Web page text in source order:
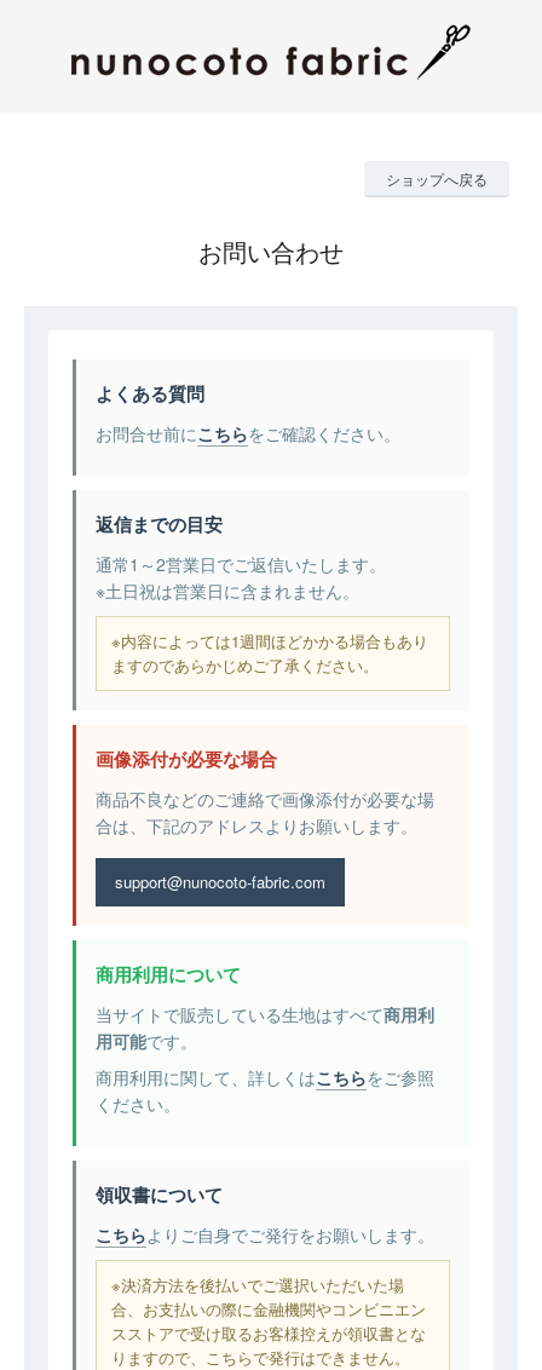
ショップへ戻る
お問い合わせ
よくある質問
お問合せ前にこちらをご確認ください。
返信までの目安
通常1～2営業日でご返信いたします。
※土日祝は営業日に含まれません。
※内容によっては1週間ほどかかる場合もあり
ますのであらかじめご了承ください。
画像添付が必要な場合
商品不良などのご連絡で画像添付が必要な場
合は、下記のアドレスよりお願いします。
support@nunocoto-fabric.com
商用利用について
当サイトで販売している生地はすべて商用利
用可能です。
商用利用に関して、詳しくはこちらをご参照
ください。
領収書について
こちらよりご自身でご発行をお願いします。
※決済方法を後払いでご選択いただいた場
合、お支払いの際に金融機関やコンビニエン
スストアで受け取るお客様控えが領収書とな
りますので、こちらで発行はできません。